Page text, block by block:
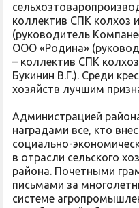
коллектив СПК колхоз
(руководитель
ООО «Родина»
– коллектив СПК
Букинин В.Г.). Среди
хозяйств лучшим
Администрацией
наградами все, кто
социально-
в отрасли сельского
района. Почетными
письмами за
системе